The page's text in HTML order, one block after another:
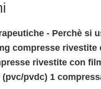
- Perchè si
compresse rivestite
rivestite con
pvdc) 1